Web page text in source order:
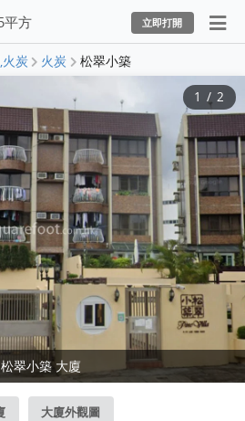
平方 立即打開
火炭 火炭 松翠小築
松翠小築 大廈
1 / 2
大廈外觀圖